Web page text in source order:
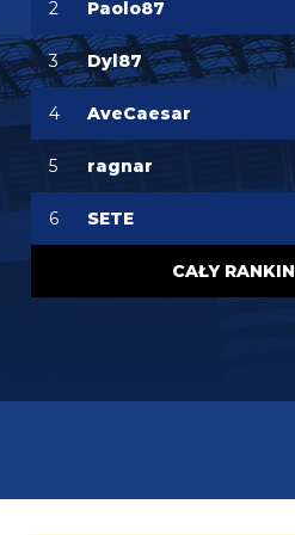
Ważniejsze mamy pozycje do
FENDI_SOSA
Jones to juz dawno ma w dupie
od stycznia go ściąga i nie może
chonciak 06.08.2026 21:55
chonciak 06.08.2026 21:54
2 Paolo87
3 Dyl87
4 AveCaesar
5 ragnar
6 SETE
CAŁY